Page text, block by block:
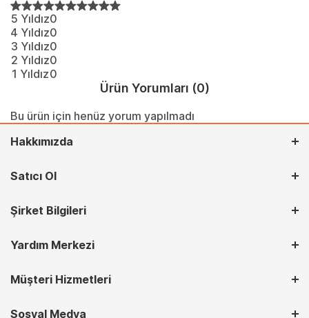
5 Yıldız0
4 Yıldız0
3 Yıldız0
2 Yıldız0
1 Yıldız0
Ürün Yorumları (0)
Bu ürün için henüz yorum yapılmadı
Hakkımızda
Satıcı Ol
Şirket Bilgileri
Yardım Merkezi
Müşteri Hizmetleri
Sosyal Medya